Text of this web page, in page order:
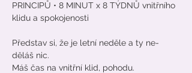
PRINCIPŮ • 8 MINUT x 8 TÝDNŮ vnitřního
klidu a spokojenosti
Představ si, že je letní neděle a ty ne-
děláš nic.
Máš čas na vnitřní klid, pohodu.